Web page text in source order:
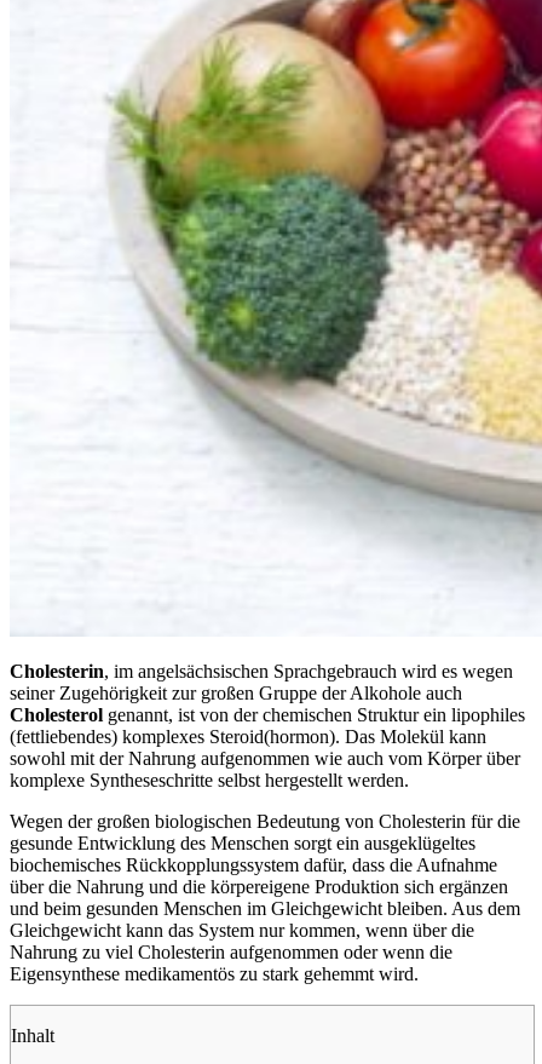
Cholesterin, im angelsächsischen Sprachgebrauch wird es wegen
seiner Zugehörigkeit zur großen Gruppe der Alkohole auch
Cholesterol genannt, ist von der chemischen Struktur ein lipophiles
(fettliebendes) komplexes Steroid(hormon). Das Molekül kann
sowohl mit der Nahrung aufgenommen wie auch vom Körper über
komplexe Syntheseschritte selbst hergestellt werden.
Wegen der großen biologischen Bedeutung von Cholesterin für die
gesunde Entwicklung des Menschen sorgt ein ausgeklügeltes
biochemisches Rückkopplungssystem dafür, dass die Aufnahme
über die Nahrung und die körpereigene Produktion sich ergänzen
und beim gesunden Menschen im Gleichgewicht bleiben. Aus dem
Gleichgewicht kann das System nur kommen, wenn über die
Nahrung zu viel Cholesterin aufgenommen oder wenn die
Eigensynthese medikamentös zu stark gehemmt wird.
Inhalt